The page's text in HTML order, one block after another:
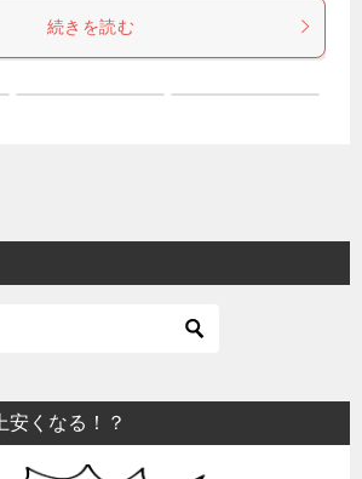
続きを読む
安くなる！？